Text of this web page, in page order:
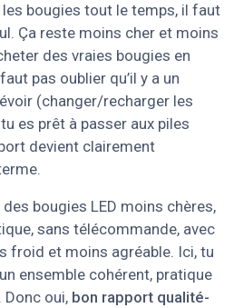
bougies tout le temps, il faut
Ça reste moins cher et moins
des vraies bougies en
pas oublier qu’il y a un
(changer/recharger les
es prêt à passer aux piles
devient clairement
bougies LED moins chères,
sans télécommande, avec
froid et moins agréable. Ici, tu
ensemble cohérent, pratique
oui, bon rapport qualité-